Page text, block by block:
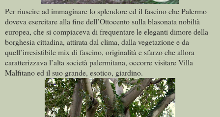
Per riuscire ad immaginare lo splendore ed il fascino che Palermo
doveva esercitare alla fine dell’Ottocento sulla blasonata nobiltà
europea, che si compiaceva di frequentare le eleganti dimore della
borghesia cittadina, attirata dal clima, dalla vegetazione e da
quell’irresistibile mix di fascino, originalità e sfarzo che allora
caratterizzava l’alta società palermitana, occorre visitare Villa
Malfitano ed il suo grande, esotico, giardino.